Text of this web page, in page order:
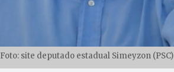
Foto: site deputado estadual Simeyzon (PSC)